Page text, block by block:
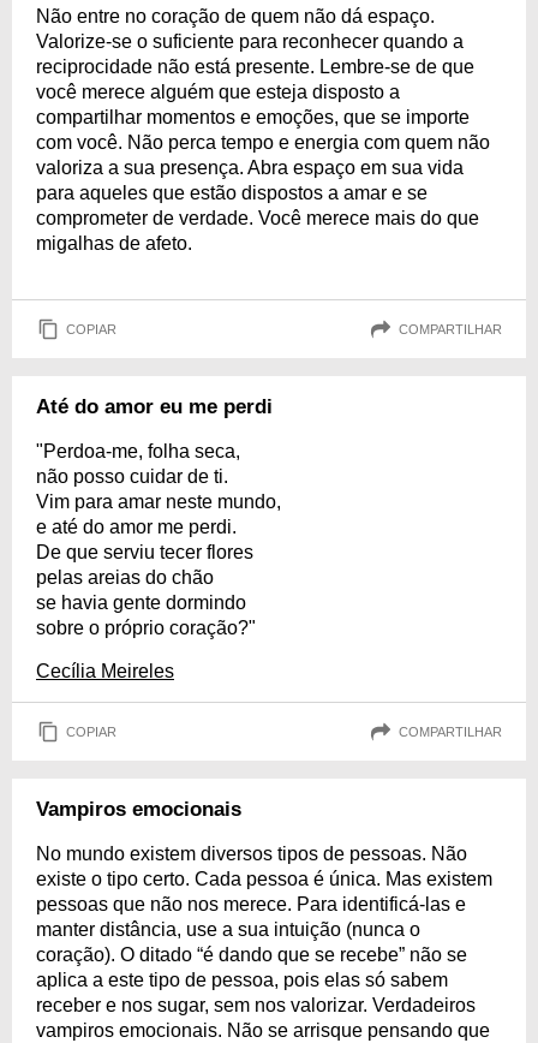
Não entre no coração de quem não dá espaço.
Valorize-se o suficiente para reconhecer quando a
reciprocidade não está presente. Lembre-se de que
você merece alguém que esteja disposto a
compartilhar momentos e emoções, que se importe
com você. Não perca tempo e energia com quem não
valoriza a sua presença. Abra espaço em sua vida
para aqueles que estão dispostos a amar e se
comprometer de verdade. Você merece mais do que
migalhas de afeto.
COPIAR COMPARTILHAR
Até do amor eu me perdi
"Perdoa-me, folha seca,
não posso cuidar de ti.
Vim para amar neste mundo,
e até do amor me perdi.
De que serviu tecer flores
pelas areias do chão
se havia gente dormindo
sobre o próprio coração?"
Cecília Meireles
COPIAR COMPARTILHAR
Vampiros emocionais
No mundo existem diversos tipos de pessoas. Não
existe o tipo certo. Cada pessoa é única. Mas existem
pessoas que não nos merece. Para identificá-las e
manter distância, use a sua intuição (nunca o
coração). O ditado “é dando que se recebe” não se
aplica a este tipo de pessoa, pois elas só sabem
receber e nos sugar, sem nos valorizar. Verdadeiros
vampiros emocionais. Não se arrisque pensando que